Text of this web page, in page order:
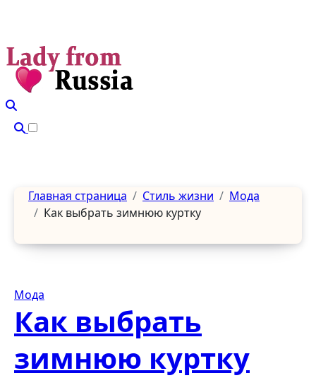
Главная страница Стиль жизни
Мода
Как выбрать зимнюю куртку
Мода
Как выбрать
зимнюю куртку